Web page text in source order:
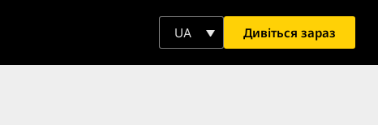
UA Дивіться зараз